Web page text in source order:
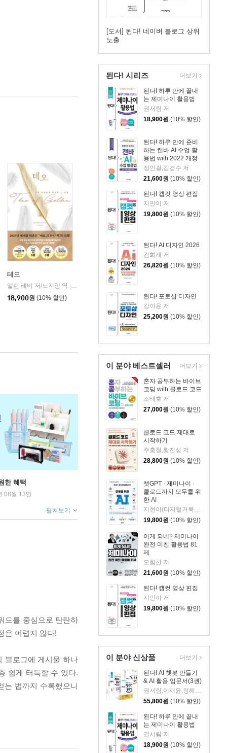
[도서] 된다! 네이버 블로그 상위
노출
된다! 시리즈
된다! 하루 만에 끝내
는 제미나이 활용법
권서림 저
18,900원 (10% 할인)
된다! 하루 만에 준비
하는 캔바 AI 수업 활
용법 with 2022 개정
교육과정
정인걸,김경수 저
21,600원 (10% 할인)
된다! 캡컷 영상 편집
지민이 저
19,800원 (10% 할인)
된다! AI 디자인 2026
김희재 저
26,820원 (10% 할인)
된다! 포토샵 디자인
강아윤 저
25,200원 (10% 할인)
더보기
이 분야 베스트셀러
혼자 공부하는 바이브
코딩 with 클로드 코드
조태호 저
27,000원 (10% 할인)
클로드 코드 제대로
시작하기
주홍철,황진성 저
28,800원 (10% 할인)
챗GPT · 제미나이 ·
클로드까지 모두를 위
한 AI
지현이(디지털거북이) 저
19,800원 (10% 할인)
이게 되네? 제미나이
완전 미친 활용법 81
제
오힘찬 저
21,600원 (10% 할인)
된다! 캡컷 영상 편집
지민이 저
19,800원 (10% 할인)
더보기
이 분야 신상품
된다! AI 챗봇 만들기
& AI 활용 입문서(3권)
권서림,이재윤,정해준,프롬프트 크리에이터 저
55,800원 (10% 할인)
된다! 하루 만에 끝내
는 제미나이 활용법
권서림 저
18,900원 (10% 할인)
더보기
테오
앨런 레비 저/노지양 역
오팬하우스
18,900원 (10% 할인)
한 혜택
08월 13일
펼쳐보기
드를 중심으로 탄탄하
은 어렵지 않다!
블로그에 게시물 하나
쉽게 터득할 수 있다.
는 법까지 수록했으니